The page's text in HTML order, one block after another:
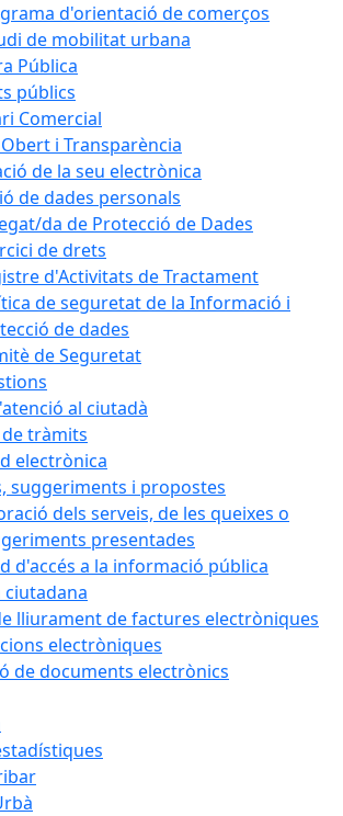
d'orientació de comerços
de mobilitat urbana
Pública
públics
Comercial
i Transparència
de la seu electrònica
de dades personals
da de Protecció de Dades
de drets
d'Activitats de Tractament
de seguretat de la Informació i
de dades
de Seguretat
al ciutadà
tràmits
electrònica
suggeriments i propostes
dels serveis, de les queixes o
presentades
d'accés a la informació pública
ciutadana
lliurament de factures electròniques
electròniques
de documents electrònics